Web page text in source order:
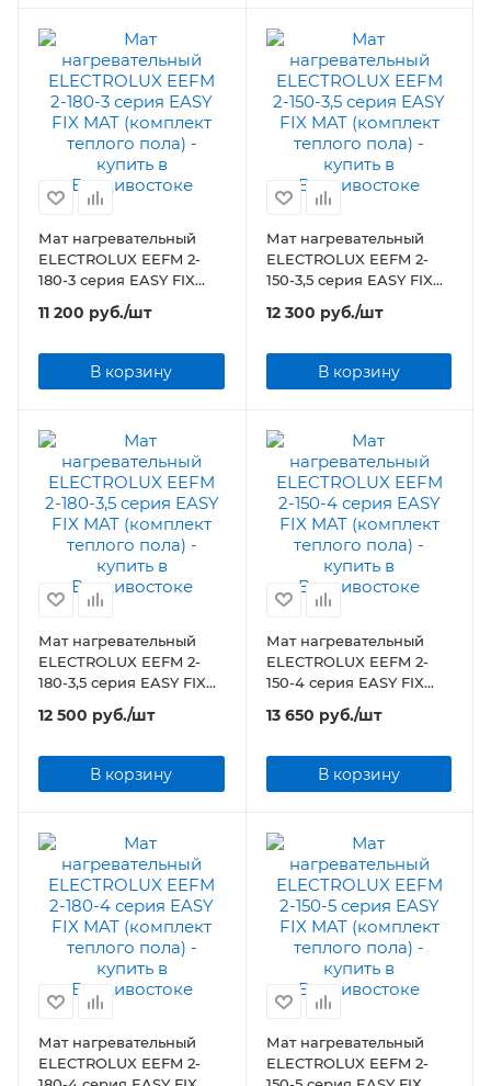
Мат нагревательный
ELECTROLUX EEFM 2-
180-3 серия EASY FIX
MAT (комплект теплого
пола)
11 200 руб./шт
В корзину
Мат нагревательный
ELECTROLUX EEFM 2-
150-3,5 серия EASY FIX
MAT (комплект теплого
пола)
12 300 руб./шт
В корзину
Мат нагревательный
ELECTROLUX EEFM 2-
180-3,5 серия EASY FIX
MAT (комплект теплого
пола)
12 500 руб./шт
В корзину
Мат нагревательный
ELECTROLUX EEFM 2-
150-4 серия EASY FIX
MAT (комплект теплого
пола)
13 650 руб./шт
В корзину
Мат нагревательный
ELECTROLUX EEFM 2-
Мат нагревательный
ELECTROLUX EEFM 2-